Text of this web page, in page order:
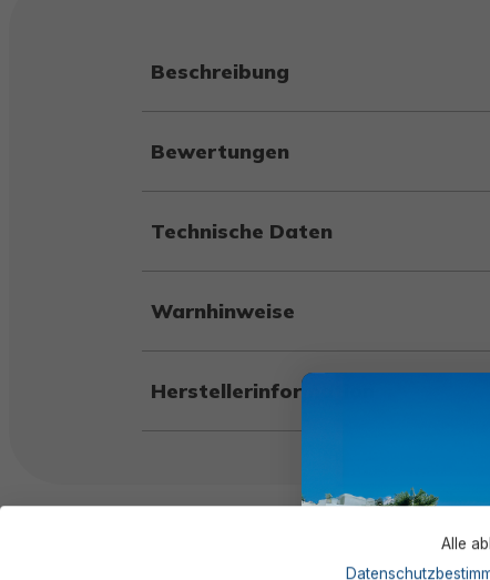
Beschreibung
Bewertungen
Technische Daten
Warnhinweise
Herstellerinformation
Alle